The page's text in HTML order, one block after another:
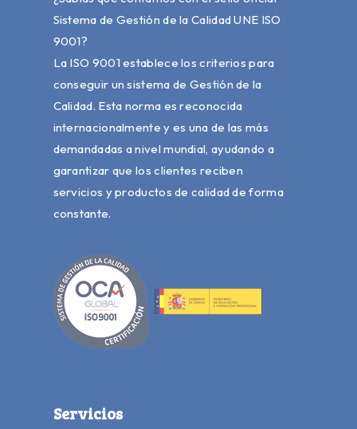
Sistema de Gestión de la Calidad UNE ISO
9001?
La ISO 9001 establece los criterios para
conseguir un sistema de Gestión de la
Calidad. Esta norma es reconocida
internacionalmente y es una de las más
demandadas a nivel mundial, ayudando a
garantizar que los clientes reciben
servicios y productos de calidad de forma
constante.
Servicios